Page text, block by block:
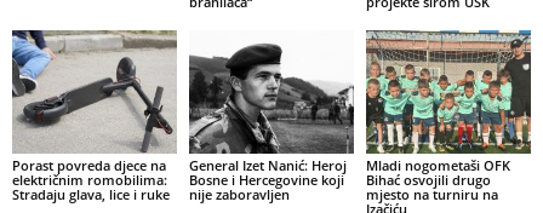
Porast povreda djece na
električnim romobilima:
Stradaju glava, lice i ruke
General Izet Nanić: Heroj
Bosne i Hercegovine koji
nije zaboravljen
Mladi nogometaši OFK
Bihać osvojili drugo
mjesto na turniru na
Izačiću